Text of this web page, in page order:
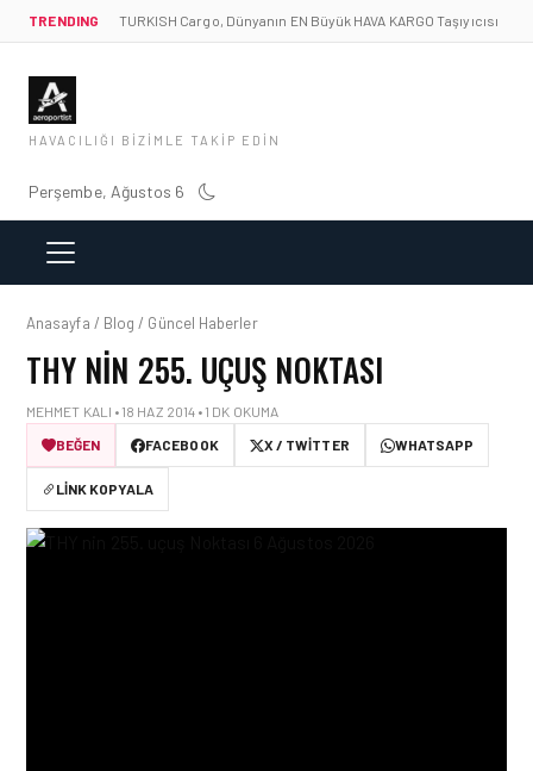
TRENDING TURKISH Cargo, Dünyanın EN Büyük HAVA KARGO Taşıyıcısı
HAVACILIĞI BIZIMLE TAKIP EDIN
Perşembe, Ağustos 6
Anasayfa / Blog / Güncel Haberler
THY NIN 255. UÇUŞ NOKTASI
MEHMET KALI • 18 HAZ 2014 • 1 DK OKUMA
BEĞEN
FACEBOOK X / TWITTER WHATSAPP
LINK KOPYALA